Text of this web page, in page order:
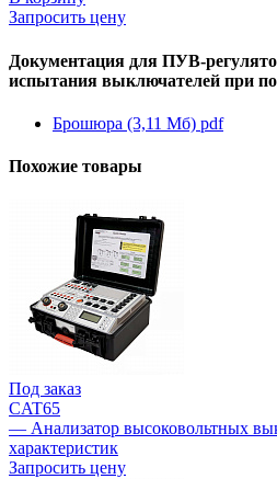
Запросить цену
Документация для ПУВ-
испытания выключателей при
Брошюра (3,11 Мб) pdf
Похожие товары
Под заказ
CAT65
— Анализатор высоковольтных
характеристик
Запросить цену